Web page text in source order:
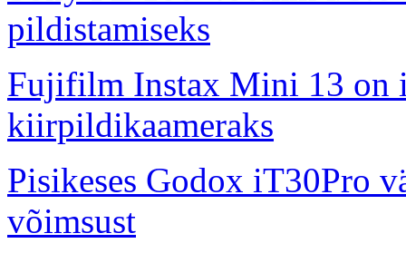
pildistamiseks
Fujifilm Instax Mini 13 on
kiirpildikaameraks
Pisikeses Godox iT30Pro
võimsust